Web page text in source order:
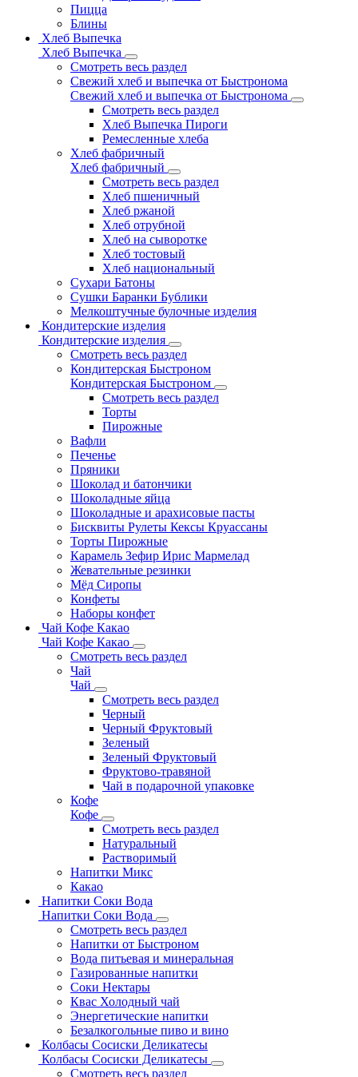
Пицца
Блины
Хлеб Выпечка
Хлеб Выпечка
Смотреть весь раздел
Свежий хлеб и выпечка от Быстронома
Свежий хлеб и выпечка от Быстронома
Смотреть весь раздел
Хлеб Выпечка Пироги
Ремесленные хлеба
Хлеб фабричный
Хлеб фабричный
Смотреть весь раздел
Хлеб пшеничный
Хлеб ржаной
Хлеб отрубной
Хлеб на сыворотке
Хлеб тостовый
Хлеб национальный
Сухари Батоны
Сушки Баранки Бублики
Мелкоштучные булочные изделия
Кондитерские изделия
Кондитерские изделия
Смотреть весь раздел
Кондитерская Быстроном
Кондитерская Быстроном
Смотреть весь раздел
Торты
Пирожные
Вафли
Печенье
Пряники
Шоколад и батончики
Шоколадные яйца
Шоколадные и арахисовые пасты
Бисквиты Рулеты Кексы Круассаны
Торты Пирожные
Карамель Зефир Ирис Мармелад
Жевательные резинки
Мёд Сиропы
Конфеты
Наборы конфет
Чай Кофе Какао
Чай Кофе Какао
Смотреть весь раздел
Чай
Чай
Смотреть весь раздел
Черный
Черный Фруктовый
Зеленый
Зеленый Фруктовый
Фруктово-травяной
Чай в подарочной упаковке
Кофе
Кофе
Смотреть весь раздел
Натуральный
Растворимый
Напитки Микс
Какао
Напитки Соки Вода
Напитки Соки Вода
Смотреть весь раздел
Напитки от Быстроном
Вода питьевая и минеральная
Газированные напитки
Соки Нектары
Квас Холодный чай
Энергетические напитки
Безалкогольные пиво и вино
Колбасы Сосиски Деликатесы
Колбасы Сосиски Деликатесы
Смотреть весь раздел